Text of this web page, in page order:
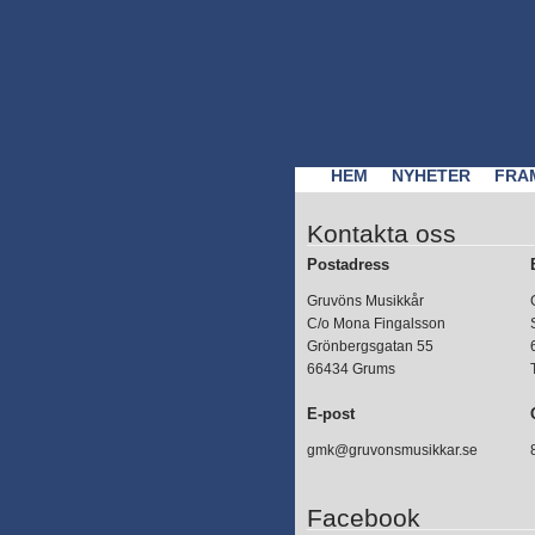
HEM NYHETER
Kontakta oss
Postadress
Gruvöns Musikkår
C/o Mona Fingalsson
Grönbergsgatan 55
66434 Grums
E-post
gmk@gruvonsmusikkar.se
Facebook